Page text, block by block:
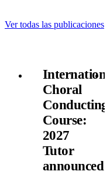
Ver todas las publicaciones
International
Choral
Conducting
Course:
2027
Tutor
announced!